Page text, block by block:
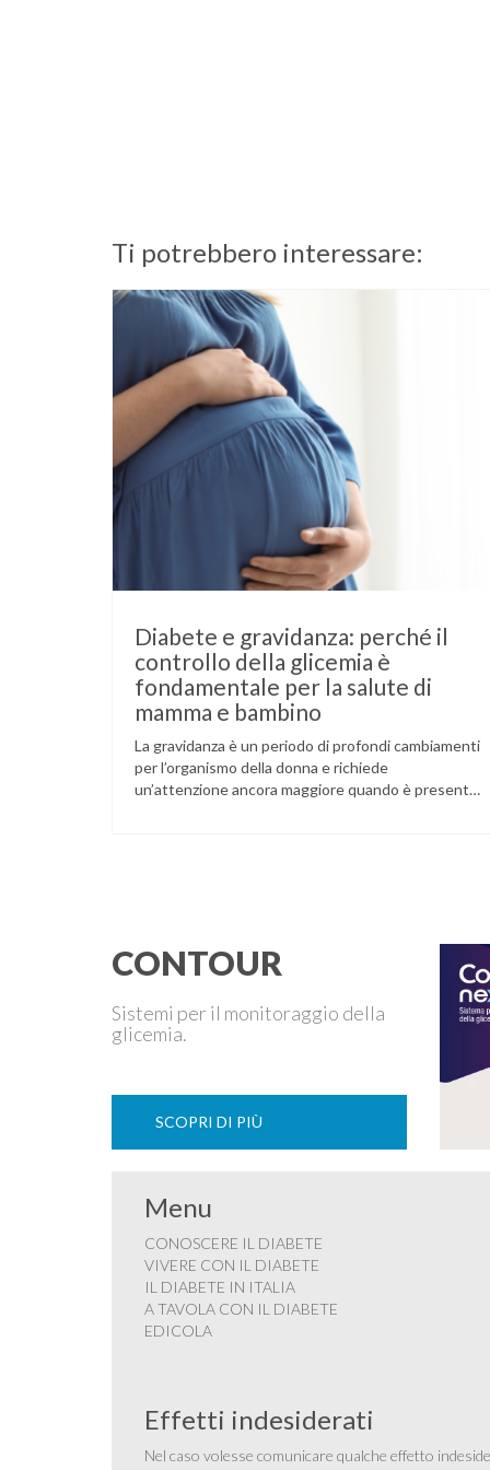
Ti potrebbero interessare:
Diabete e gravidanza: perché il
controllo della glicemia è
fondamentale per la salute di
mamma e bambino
La gravidanza è un periodo di profondi cambiamenti
per l’organismo della donna e richiede
un’attenzione ancora maggiore quando è presente
CONTOUR
Sistemi per il monitoraggio della
glicemia.
SCOPRI DI PIÙ
Menu
CONOSCERE IL DIABETE
VIVERE CON IL DIABETE
IL DIABETE IN ITALIA
A TAVOLA CON IL DIABETE
EDICOLA
Effetti indesiderati
Nel caso volesse comunicare qualche effetto